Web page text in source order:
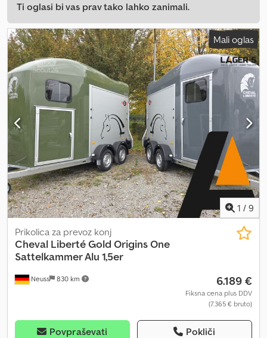
Ti oglasi bi vas prav tako lahko zanimali.
Mali oglas
1 / 9
Neuss 830 km
Prikolica za prevoz konj
Cheval LibertéGold Origins One
Sattelkammer Alu 1,5er
6.189 €
Fiksna cena plus DDV
(7.365 € bruto)
Povpraševati Pokliči